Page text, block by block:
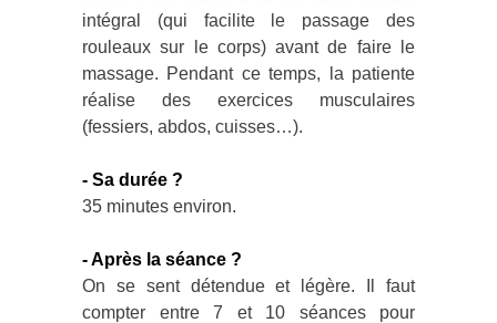
intégral (qui facilite le passage des
rouleaux sur le corps) avant de faire le
massage. Pendant ce temps, la patiente
réalise des exercices musculaires
(fessiers, abdos, cuisses…).
- Sa durée ?
35 minutes environ.
- Après la séance ?
On se sent détendue et légère. Il faut
compter entre 7 et 10 séances pour